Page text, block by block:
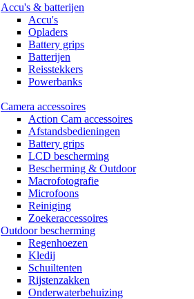
Accu's & batterijen
Accu's
Opladers
Battery grips
Batterijen
Reisstekkers
Powerbanks
Camera accessoires
Action Cam accessoires
Afstandsbedieningen
Battery grips
LCD bescherming
Bescherming & Outdoor
Macrofotografie
Microfoons
Reiniging
Zoekeraccessoires
Outdoor bescherming
Regenhoezen
Kledij
Schuiltenten
Rijstenzakken
Onderwaterbehuizing